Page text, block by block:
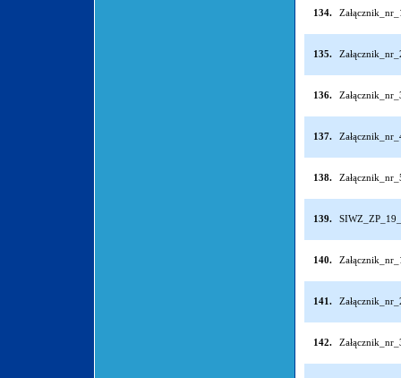
134.
135.
136.
137.
138.
139.
140.
141.
142.